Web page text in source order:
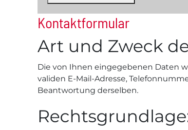
Kontaktformular
Art und Zweck
Die von Ihnen eingegebenen Daten
validen E-Mail-Adresse,
Beantwortung derselben.